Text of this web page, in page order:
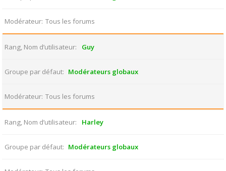
Modérateur Tous les forums
Rang, Nom d’utilisateur Guy
Groupe par défaut Modérateurs globaux
Modérateur Tous les forums
Rang, Nom d’utilisateur Harley
Groupe par défaut Modérateurs globaux